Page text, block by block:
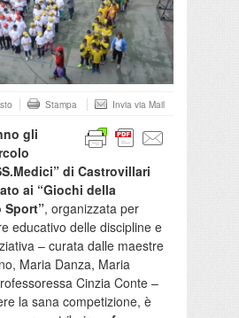
Stampa Invia via Mail
gli
di Castrovillari
ai “Giochi della
Sport”, organizzata per
educativo delle discipline e
– curata dalle maestre
Maria Danza, Maria
Cinzia Conte –
la sana competizione, è